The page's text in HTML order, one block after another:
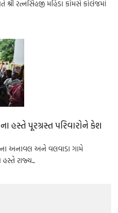
રત્નસિંહજી મહિડા કોમર્સ કોલેજમાં
હસ્તે પૂરગ્રસ્ત પરિવારોને કેશ
અનાવલ અને વલવાડા ગામે
હસ્તે રાજ્ય...